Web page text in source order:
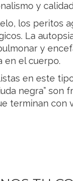
y
los peritos
La
y
en el cuerpo.
en este
negra” son
terminan con